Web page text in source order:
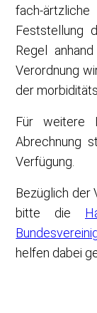
fach-
Feststellung
Regel
Verordnung
der
Für weitere
Abrechnung
Verfügung.
Bezüglich der
bitte die
helfen dabei